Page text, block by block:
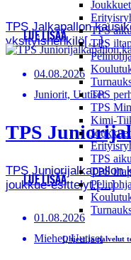
TPS
TPS
TPS
TPS
Kimi-
TPS
TPS
Ohjeet ja palvelut
TPS Jalkapallon
yksityishenkilö[…]
LUE LISÄÄ
04.08.2026
Juniorit, Uutiset
TPS
TPS Juniorijalkapallon
joukkue-esittelyt.[…]
LUE LISÄÄ
01.08.2026
Miehet, Uutiset